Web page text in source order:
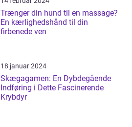
Trænger din hund til en massage?
En kærlighedshånd til din
firbenede ven
18 januar 2024
Skægagamen: En Dybdegående
Indføring i Dette Fascinerende
Krybdyr